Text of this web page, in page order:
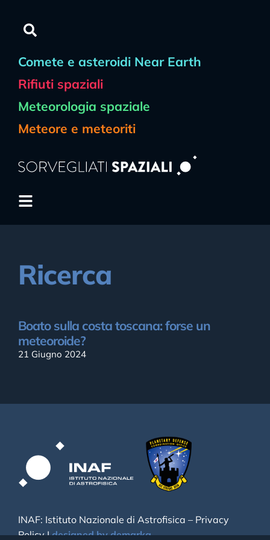
Comete e asteroidi Near Earth
Rifiuti spaziali
Meteorologia spaziale
Meteore e meteoriti
Ricerca
Boato sulla costa toscana: forse un
meteoroide?
21 Giugno 2024
INAF: Istituto Nazionale di Astrofisica – Privacy
Policy|designed by demarka